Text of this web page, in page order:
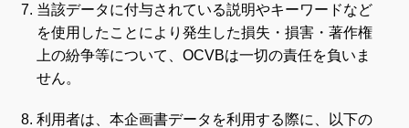
当該データに付与されている説明やキーワードなど
を使用したことにより発生した損失・損害・著作権
上の紛争等について、OCVBは一切の責任を負いま
せん。
利用者は、本企画書データを利用する際に、以下の